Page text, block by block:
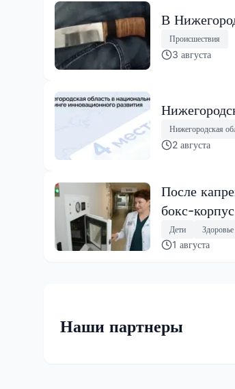
В
Происшествия
3 августа
Нижегородская
2 августа
После
бокс-корпус
Дети Здоровье
1 августа
Наши партнеры